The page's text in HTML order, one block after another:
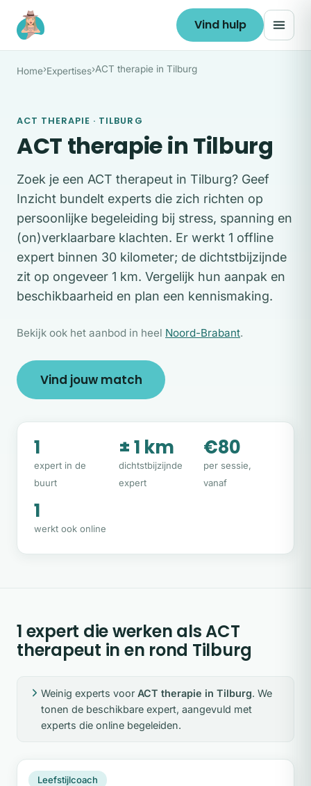
Ga naar de inhoud
Vind hulp
Home›Expertises›ACT therapie in Tilburg
ACT THERAPIE · TILBURG
ACT therapie in Tilburg
Zoek je een ACT therapeut in Tilburg? Geef
Inzicht bundelt experts die zich richten op
persoonlijke begeleiding bij stress, spanning en
(on)verklaarbare klachten. Er werkt 1 offline
expert binnen 30 kilometer; de dichtstbijzijnde
zit op ongeveer 1 km. Vergelijk hun aanpak en
beschikbaarheid en plan een kennismaking.
Bekijk ook het aanbod in heel Noord-Brabant.
Vind jouw match
1
expert in de
buurt
± 1 km
dichtstbijzijnde
expert
€80
per sessie,
vanaf
1
werkt ook online
1 expert die werken als ACT
therapeut in en rond Tilburg
Weinig experts voor ACT therapie in Tilburg. We
tonen de beschikbare expert, aangevuld met
experts die online begeleiden.
Plek beschikbaar
Leefstijlcoach